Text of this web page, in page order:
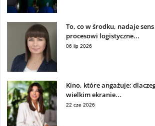
To, co w środku, nadaje sens
procesowi logistyczne...
06 lip 2026
Kino, które angażuje:
wielkim ekranie...
22 cze 2026